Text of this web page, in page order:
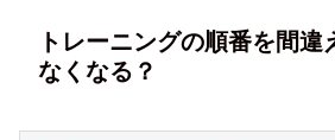
トレーニングの順番を間
なくなる？